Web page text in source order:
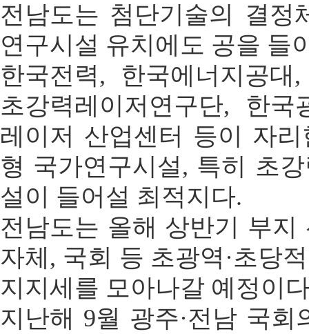
전남도는 첨단기술의 결정
연구시설 유치에도 공을 들
한국전력, 한국에너지공대
초강력레이저연구단, 한국
레이저 산업센터 등이 자
형 국가연구시설, 특히 초
설이 들어설 최적지다.
전남도는 올해 상반기 부지
자체, 국회 등 초광역·초당
지지세를 모아나갈 예정이
지난해 9월 광주·전남 국회